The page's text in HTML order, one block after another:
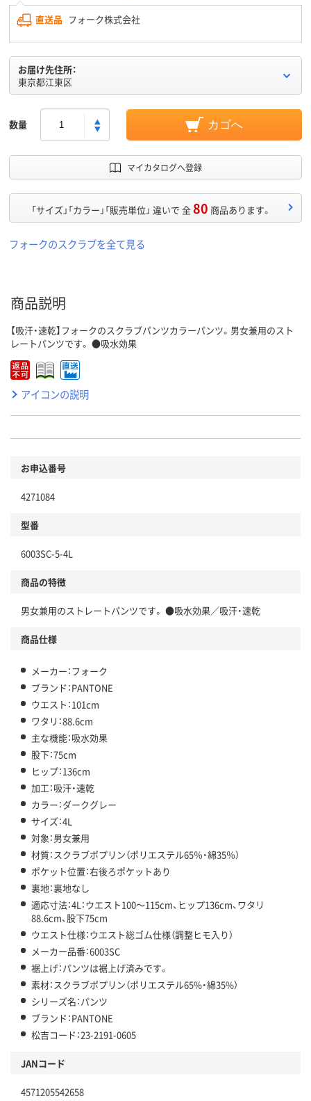
直送品 フォーク株式会社
お届け先住所：
東京都江東区
数量 カゴへ
マイカタログへ登録
「サイズ」「カラー」「販売単位」 違いで 全80 商品あります。
フォークのスクラブを全て見る
商品説明
【吸汗・速乾】フォークのスクラブパンツカラーパンツ。男女兼用のスト
レートパンツです。 ●吸水効果
アイコンの説明
お申込番号
4271084
型番
6003SC-5-4L
商品の特徴
男女兼用のストレートパンツです。 ●吸水効果／吸汗・速乾
商品仕様
メーカー：フォーク
ブランド：PANTONE
ウエスト：101cm
ワタリ：88.6cm
主な機能：吸水効果
股下：75cm
ヒップ：136cm
加工：吸汗・速乾
カラー：ダークグレー
サイズ：4L
対象：男女兼用
材質：スクラブポプリン（ポリエステル65％・綿35％）
ポケット位置：右後ろポケットあり
裏地：裏地なし
適応寸法：4L：ウエスト100～115cm、ヒップ136cm、ワタリ
88.6cm、股下75cm
ウエスト仕様：ウエスト総ゴム仕様（調整ヒモ入り）
メーカー品番：6003SC
裾上げ：パンツは裾上げ済みです。
素材：スクラブポプリン（ポリエステル65%・綿35%）
シリーズ名：パンツ
ブランド：PANTONE
松吉コード：23-2191-0605
JANコード
4571205542658